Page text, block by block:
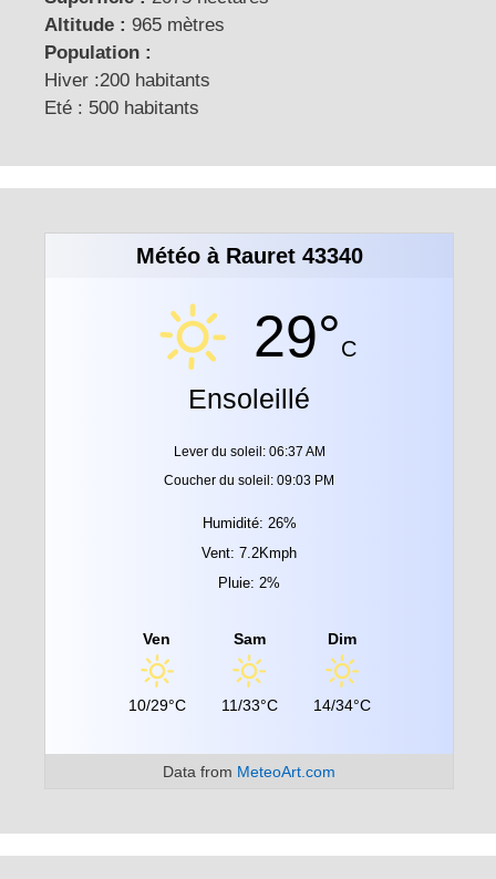
Altitude : 965 mètres
Population :
Hiver :200 habitants
Eté : 500 habitants
Météo à Rauret 43340
29°C
Ensoleillé
Lever du soleil: 06:37 AM
Coucher du soleil: 09:03 PM
Humidité: 26%
Vent: 7.2Kmph
Pluie: 2%
Ven
10/29°C
Sam
11/33°C
Dim
14/34°C
Data from MeteoArt.com